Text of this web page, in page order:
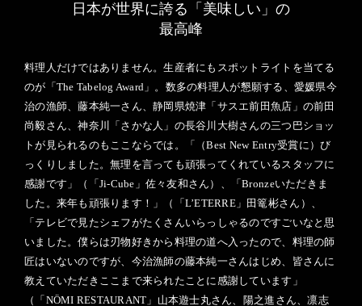
日本が世界に誇る「美味しい」の
最高峰
料理人だけではありません。生産者にもスポットライトを当てる
のが「The Tabelog Award」。数多の料理人が懇願する、愛媛県今
治の漁師、藤本純一さん、静岡県焼津「サスエ前田魚店」の前田
尚毅さん、神奈川「さかな人」の長谷川大樹さんの三つ巴ショッ
トが見られるのもここならでは。「（Best New Entry受賞に）び
っくりしました。無理を言っても頑張ってくれているスタッフに
感謝です」（「Ji-Cube」佐々友和さん）、「Bronzeいただきま
した。来年も頑張ります！」（「L’ETERRE」田篭彬さん）、
「テレビで見たシェフがたくさんいらっしゃるのですごいなと思
いました。僕らは刃物好きから料理の道へ入ったので、料理の師
匠はいないのですが、今治漁師の藤本純一さんはじめ、皆さんに
教えていただきここまで来られたことに感謝しています」
（「NÖMI RESTAURANT」山本遊士丸さん、陽之進さん、凛志